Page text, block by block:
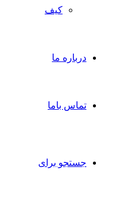
کیف
درباره ما
تماس باما
جستجو برای